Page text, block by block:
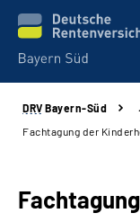
Beratung und
DRV Bayern-Süd
Fachtagung der